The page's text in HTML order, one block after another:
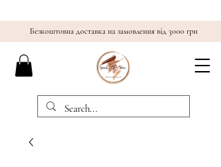
Безкоштовна доставка на замовлення від 3000 грн